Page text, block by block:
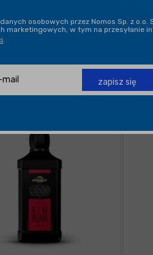
osobowych przez Nomos Sp. z o.o.
marketingowych, w tym na przesyłanie
zapisz się